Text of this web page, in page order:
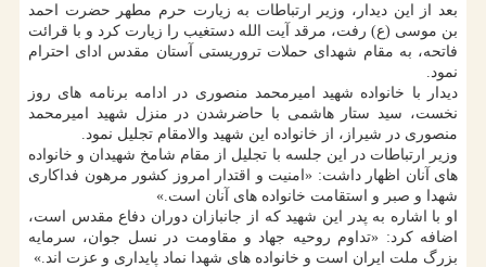
بعد از این دیدار، وزیر ارتباطات به زیارت حرم مطهر حضرت احمد
بن موسی (ع) رفت، مرقد آیت الله دستغیب را زیارت کرد و با قرائت
فاتحه، به مقام شهدای حملات تروریستی آستان مقدس ادای احترام
نمود.
دیدار با خانواده شهید امیرمحمد منصوری در ادامه برنامه های روز
نخست، سید ستار هاشمی با حاضرشدن در منزل شهید امیرمحمد
منصوری در شیراز، از خانواده این شهید والامقام تجلیل نمود.
وزیر ارتباطات در این جلسه با تجلیل از مقام شامخ شهیدان و خانواده
های آنان اظهار داشت: «امنیت و اقتدار امروز کشور مرهون فداکاری
شهدا و صبر و استقامت خانواده های آنان است.»
او با اشاره به پدر این شهید که از جانبازان دوران دفاع مقدس است،
اضافه کرد: «تداوم روحیه جهاد و مقاومت در نسل جوان، سرمایه
بزرگ ملت ایران است و خانواده های شهدا نماد پایداری و عزت اند.»